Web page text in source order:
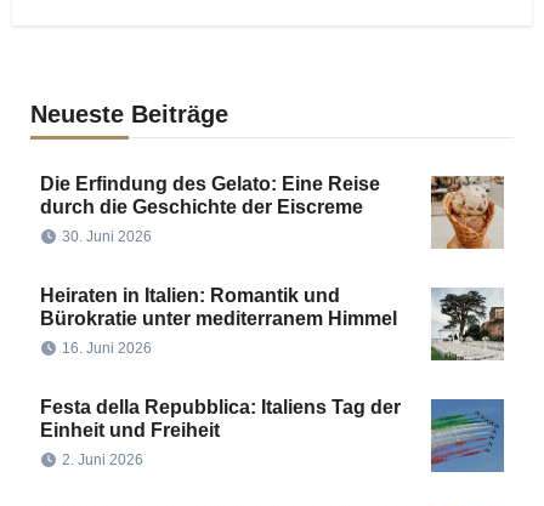
Neueste Beiträge
Die Erfindung des Gelato: Eine Reise
durch die Geschichte der Eiscreme
30. Juni 2026
Heiraten in Italien: Romantik und
Bürokratie unter mediterranem Himmel
16. Juni 2026
Festa della Repubblica: Italiens Tag der
Einheit und Freiheit
2. Juni 2026